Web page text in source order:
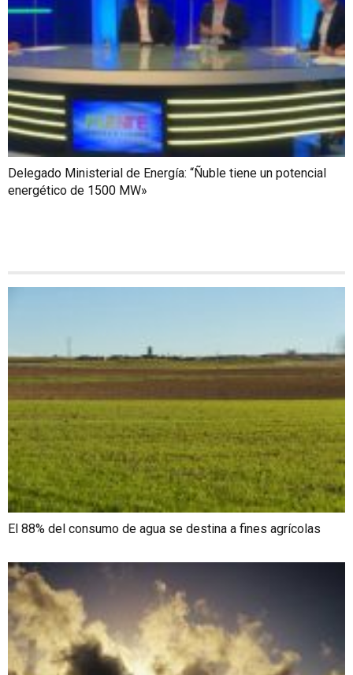
Delegado Ministerial de Energía: “Ñuble tiene un potencial
energético de 1500 MW»
El 88% del consumo de agua se destina a fines agrícolas